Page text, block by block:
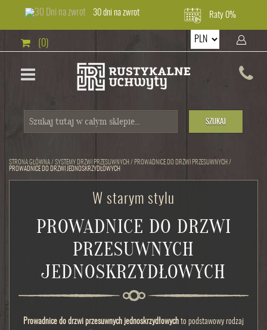
30 dni na zwrot Raty 0%
(0)
SZUKAJ
STRONA GŁÓWNA/ SYSTEMY DRZWI PRZESUWNYCH / PROWADNICE DO DRZWI PRZESUWNYCH /
PROWADNICE DO DRZWI JEDNOSKRZYDŁOWYCH
W starym stylu
PROWADNICE DO DRZWI
PRZESUWNYCH
JEDNOSKRZYDŁOWYCH
Prowadnice do drzwi przesuwnych jednoskrzydłowych to podstawowy rodzaj